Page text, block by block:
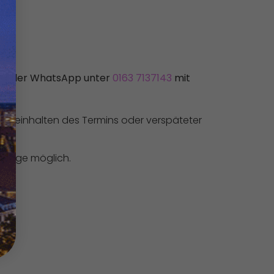
oder WhatsApp unter 0163 7137143 mit
des Termins oder verspäteter
möglich.